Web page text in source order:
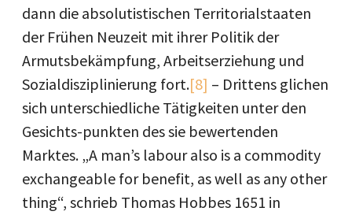
dann die absolutistischen Territorialstaaten
der Frühen Neuzeit mit ihrer Politik der
Armutsbekämpfung, Arbeitserziehung und
Sozialdisziplinierung fort.[8] – Drittens glichen
sich unterschiedliche Tätigkeiten unter den
Gesichts-punkten des sie bewertenden
Marktes. „A man’s labour also is a commodity
exchangeable for benefit, as well as any other
thing“, schrieb Thomas Hobbes 1651 in